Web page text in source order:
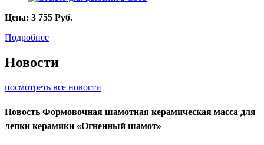
Цена: 3 755 Руб.
Подробнее
Новости
посмотреть все новости
Новость Формовочная шамотная керамическая масса для
лепки керамики «Огненный шамот»